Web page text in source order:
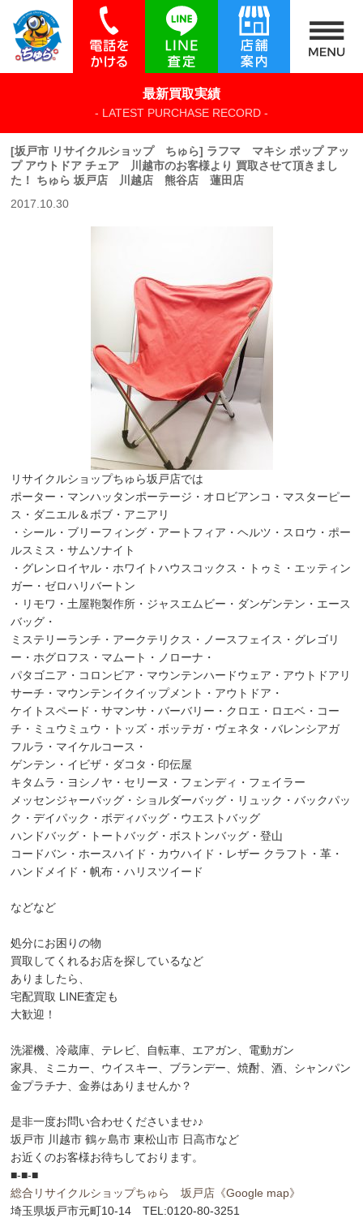
最新買取実績
- LATEST PURCHASE RECORD -
[坂戸市 リサイクルショップ ちゅら] ラフマ マキシ ポップ アッ
プ アウトドア チェア 川越市のお客様より 買取させて頂きまし
た！ ちゅら 坂戸店 川越店 熊谷店 蓮田店
2017.10.30
リサイクルショップちゅら坂戸店では
ポーター・マンハッタンポーテージ・オロビアンコ・マスターピー
ス・ダニエル＆ボブ・アニアリ
・シール・ブリーフィング・アートフィア・ヘルツ・スロウ・ポー
ルスミス・サムソナイト
・グレンロイヤル・ホワイトハウスコックス・トゥミ・エッティン
ガー・ゼロハリバートン
・リモワ・土屋鞄製作所・ジャスエムビー・ダンゲンテン・エース
バッグ・
ミステリーランチ・アークテリクス・ノースフェイス・グレゴリ
ー・ホグロフス・マムート・ノローナ・
パタゴニア・コロンビア・マウンテンハードウェア・アウトドアリ
サーチ・マウンテンイクイップメント・アウトドア・
ケイトスペード・サマンサ・バーバリー・クロエ・ロエベ・コー
チ・ミュウミュウ・トッズ・ボッテガ・ヴェネタ・バレンシアガ
フルラ・マイケルコース・
ゲンテン・イビザ・ダコタ・印伝屋
キタムラ・ヨシノヤ・セリーヌ・フェンディ・フェイラー
メッセンジャーバッグ・ショルダーバッグ・リュック・バックパッ
ク・デイパック・ボディバッグ・ウエストバッグ
ハンドバッグ・トートバッグ・ボストンバッグ・登山
コードバン・ホースハイド・カウハイド・レザー クラフト・革・
ハンドメイド・帆布・ハリスツイード
などなど
処分にお困りの物
買取してくれるお店を探しているなど
ありましたら、
宅配買取 LINE査定も
大歓迎！
洗濯機、冷蔵庫、テレビ、自転車、エアガン、電動ガン
家具、ミニカー、ウイスキー、ブランデー、焼酎、酒、シャンパン
金プラチナ、金券はありませんか？
是非一度お問い合わせくださいませ♪♪
坂戸市 川越市 鶴ヶ島市 東松山市 日高市など
お近くのお客様お待ちしております。
■-■-■
総合リサイクルショップちゅら 坂戸店 《Google map》
埼玉県坂戸市元町10-14 TEL:0120-80-3251